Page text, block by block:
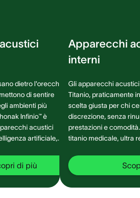
dietro l'orecchio,
di sentire
ambienti più
Infinio™ è
acustici
artificiale,
parlato a 360°
di più
Apparecchi
interni
Gli apparecchi
Titanio, praticamente
scelta giusta per chi
discrezione, senza
prestazioni e comodità. Realizzati
titanio medicale, ultra
ad ogni ambiente